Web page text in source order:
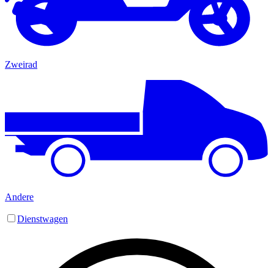
Zweirad
Andere
Dienstwagen